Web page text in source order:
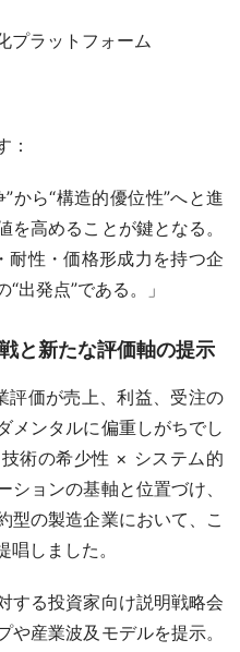
プラットフォーム
：
から“構造的優位性”へと進
高めることが鍵となる。
耐性・価格形成力を持つ企
出発点”である。」
と新たな評価軸の提示
評価が売上、利益、受注の
メンタルに偏重しがちでし
術の希少性 × システム的
ョンの基軸と位置づけ、
型の製造企業において、こ
しました。
する投資家向け説明戦略会
産業波及モデルを提示。